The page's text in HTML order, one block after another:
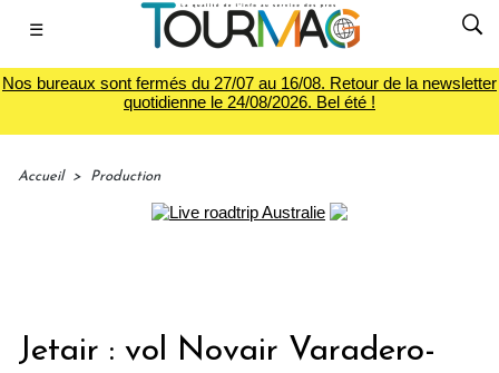
☰
Nos bureaux sont fermés du 27/07 au 16/08. Retour de la newsletter
quotidienne le 24/08/2026. Bel été !
Accueil > Production
Jetair : vol Novair Varadero-